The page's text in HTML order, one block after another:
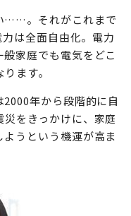
……。それがこれまで
は全面自由化。電力
家庭でも電気をどこ
ます。
年から段階的に自
をきっかけに、家庭
うという機運が高ま